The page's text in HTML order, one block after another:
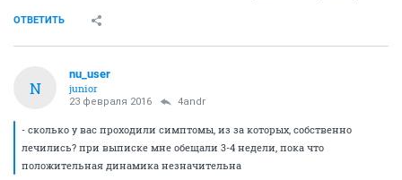
ОТВЕТИТЬ
N
nu_user
junior
23 февраля 2016 4andr
- сколько у вас проходили симптомы, из за которых, собственно
лечились? при выписке мне обещали 3-4 недели, пока что
положительная динамика незначительна